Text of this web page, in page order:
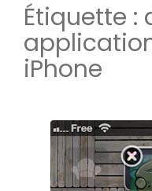
Étiquette :
iPhone